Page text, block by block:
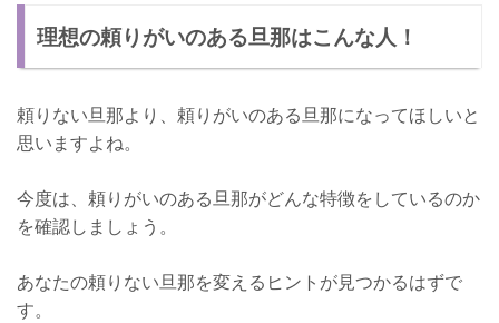
理想の頼りがいのある旦那はこんな人！
頼りない旦那より、頼りがいのある旦那になってほしいと
思いますよね。
今度は、頼りがいのある旦那がどんな特徴をしているのか
を確認しましょう。
あなたの頼りない旦那を変えるヒントが見つかるはずで
す。